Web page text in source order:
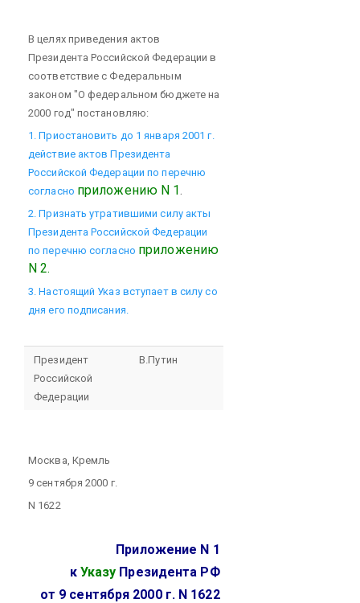
В целях приведения актов
Президента Российской Федерации в
соответствие с Федеральным
законом "О федеральном бюджете на
2000 год" постановляю:
1. Приостановить до 1 января 2001 г.
действие актов Президента
Российской Федерации по перечню
согласно приложению N 1.
2. Признать утратившими силу акты
Президента Российской Федерации
по перечню согласно приложению
N 2.
3. Настоящий Указ вступает в силу со
дня его подписания.
Президент
Российской
Федерации
В.Путин
Москва, Кремль
9 сентября 2000 г.
N 1622
Приложение N 1
к Указу Президента РФ
от 9 сентября 2000 г. N 1622